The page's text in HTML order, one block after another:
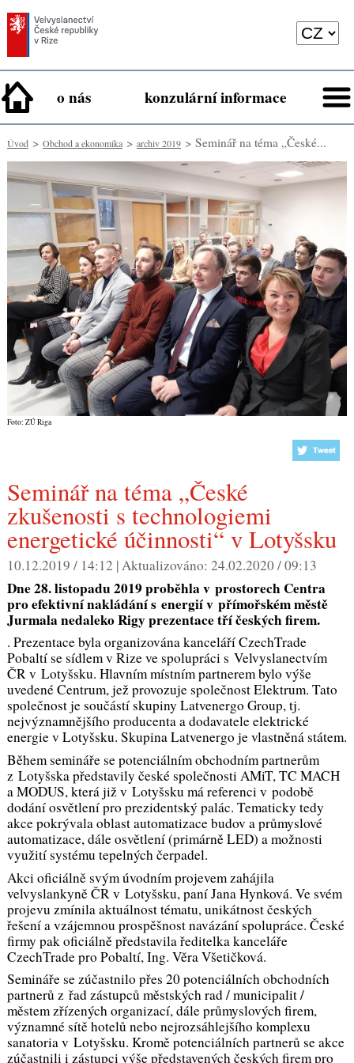
o nás konzulární informace
Úvod> Obchod a ekonomika> archiv 2019> Seminář na téma „České...
Foto: ZÚ Riga
Seminář na téma „České
zkušenosti s technologiemi
energetické účinnosti“ v Lotyšsku
10.12.2019 / 14:12 |Aktualizováno: 24.02.2020 / 09:13
Dne 28. listopadu 2019 proběhla v prostorech Centra
pro efektivní nakládání s energií v přímořském městě
Jurmala nedaleko Rigyprezentace tří českých firem.
. Prezentace byla organizována kanceláří CzechTrade
Pobaltí se sídlem v Rize ve spolupráci s Velvyslanectvím
ČR v Lotyšsku. Hlavním místním partnerem bylo výše
uvedené Centrum, jež provozuje společnost Elektrum. Tato
společnost je součástí skupiny Latvenergo Group, tj.
nejvýznamnějšího producenta a dodavatele elektrické
energie v Lotyšsku. Skupina Latvenergo je vlastněná státem.
Během semináře se potenciálním obchodním partnerům
z Lotyšska představily české společnosti AMiT, TC MACH
a MODUS, která již v Lotyšsku má referenci v podobě
dodání osvětlení pro prezidentský palác. Tematicky tedy
akce pokrývala oblast automatizace budov a průmyslové
automatizace, dále osvětlení (primárně LED) a možnosti
využití systému tepelných čerpadel.
Akci oficiálně svým úvodním projevem zahájila
velvyslankyně ČR v Lotyšsku, paní Jana Hynková. Ve svém
projevu zmínila aktuálnost tématu, unikátnost českých
řešení a vzájemnou prospěšnost navázání spolupráce. České
firmy pak oficiálně představila ředitelka kanceláře
CzechTrade pro Pobaltí, Ing. Věra Všetičková.
Semináře se zúčastnilo přes 20 potenciálních obchodních
partnerů z řad zástupců městských rad / municipalit /
městem zřízených organizací, dále průmyslových firem,
významné sítě hotelů nebo nejrozsáhlejšího komplexu
sanatoria v Lotyšsku. Kromě potenciálních partnerů se akce
zúčastnili i zástupci výše představených českých firem pro